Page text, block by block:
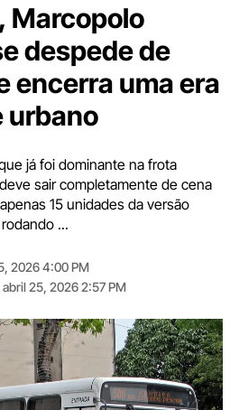
Marcopolo
despede de
encerra uma era
urbano
já foi dominante na frota
sair completamente de cena
15 unidades da versão
...
2026 4:00 PM
abril 25, 2026 2:57 PM